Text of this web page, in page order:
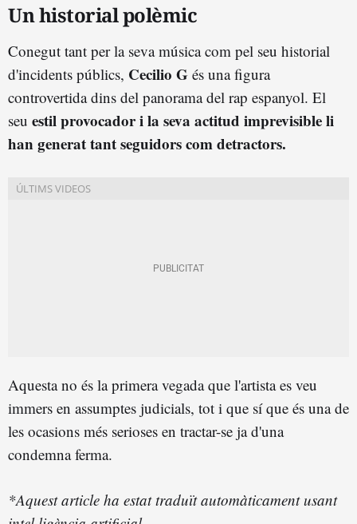
Un historial polèmic
Conegut tant per la seva música com pel seu historial
d'incidents públics, Cecilio G és una figura
controvertida dins del panorama del rap espanyol. El
seu estil provocador i la seva actitud imprevisible li
han generat tant seguidors com detractors.
Aquesta no és la primera vegada que l'artista es veu
immers en assumptes judicials, tot i que sí que és una de
les ocasions més serioses en tractar-se ja d'una
condemna ferma.
*Aquest article ha estat traduït automàticament usant